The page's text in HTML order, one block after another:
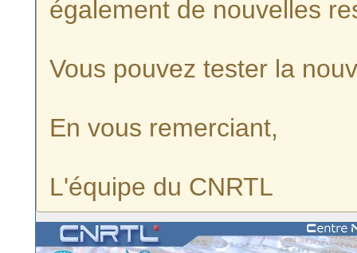
également de nouvelles
Vous pouvez tester la
En vous remerciant,
L'équipe du CNRTL